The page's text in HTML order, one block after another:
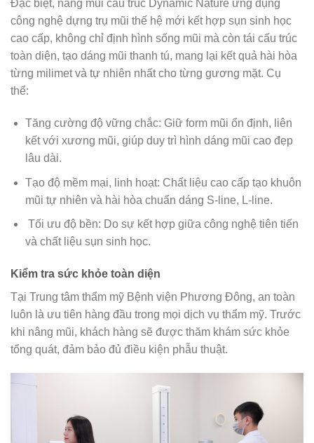
Đặc biệt, nâng mũi cấu trúc Dynamic Nature ứng dụng
công nghệ dựng trụ mũi thế hệ mới kết hợp sụn sinh học
cao cấp, không chỉ định hình sống mũi mà còn tái cấu trúc
toàn diện, tạo dáng mũi thanh tú, mang lại kết quả hài hòa
từng milimet và tự nhiên nhất cho từng gương mặt. Cụ
thể:
Tăng cường độ vững chắc: Giữ form mũi ổn định, liên
kết với xương mũi, giúp duy trì hình dáng mũi cao đẹp
lâu dài.
Tạo độ mềm mại, linh hoạt: Chất liệu cao cấp tạo khuôn
mũi tự nhiên và hài hòa chuẩn dáng S-line, L-line.
Tối ưu độ bền: Do sự kết hợp giữa công nghệ tiên tiến
và chất liệu sụn sinh học.
Kiểm tra sức khỏe toàn diện
Tại Trung tâm thẩm mỹ Bệnh viện Phương Đông, an toàn
luôn là ưu tiên hàng đầu trong mọi dịch vụ thẩm mỹ. Trước
khi nâng mũi, khách hàng sẽ được thăm khám sức khỏe
tổng quát, đảm bảo đủ điều kiện phẫu thuật.